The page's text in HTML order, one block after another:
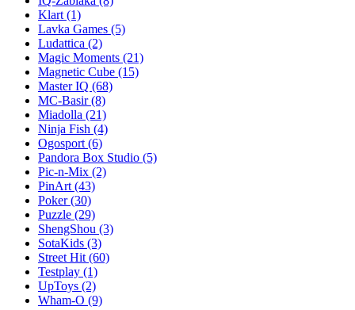
Klart (1)
Lavka Games (5)
Ludattica (2)
Magic Moments (21)
Magnetic Cube (15)
Master IQ (68)
MC-Basir(8)
Miadolla (21)
Ninja Fish (4)
Ogosport (6)
Pandora Box Studio (5)
Pic-n-Mix (2)
PinArt (43)
Poker(30)
Puzzle (29)
ShengShou (3)
SotaKids (3)
Street Hit (60)
Testplay (1)
UpToys (2)
Wham-O (9)